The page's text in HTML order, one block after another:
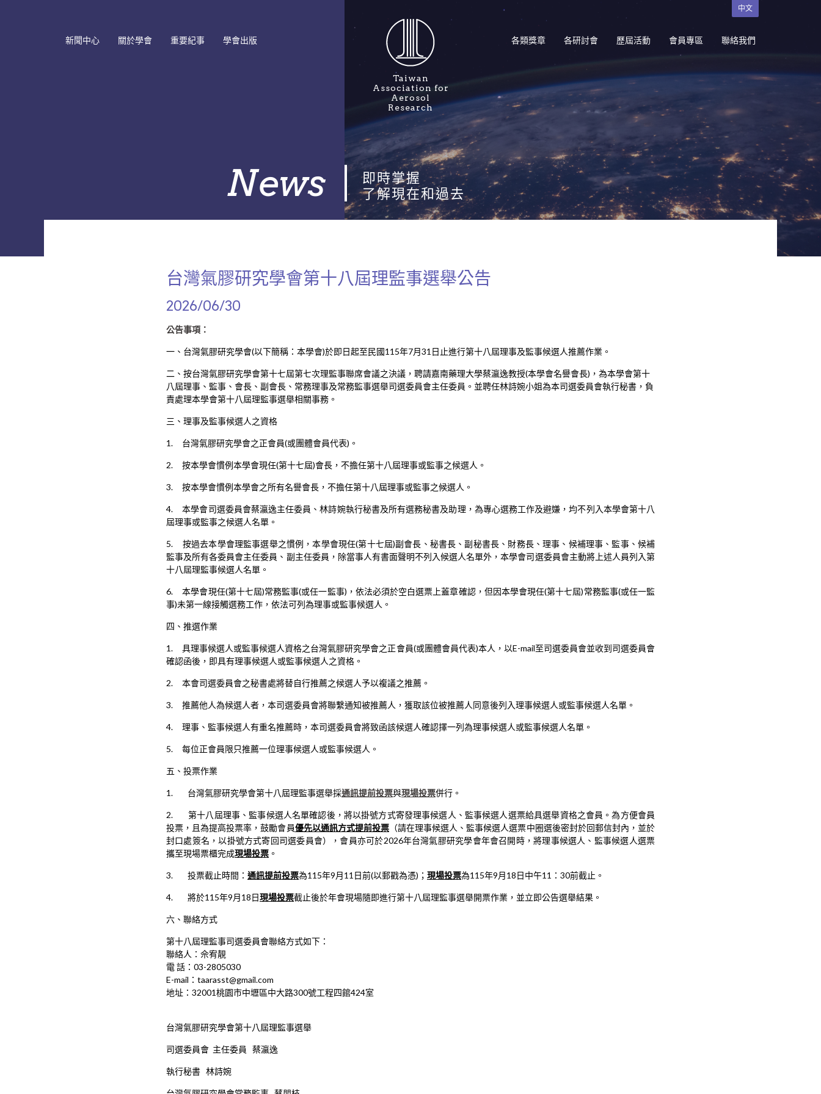
Taiwan
Association for
Aerosol
Research
新聞中心 關於學會 重要紀事 學會出版 各類獎章
最佳學術論文獎
會士
秋森獎
學生論文短講競賽
傑出成就獎
最佳技術論文獎
各研討會
國際氣膠科技研討會
東南亞永續環境論壇暨就
業博覽會
聯網研討會
亞洲氣膠學術研討會
T&T IAC
T&T & ICoSE
歷屆活動 會員專區
會議補助
基金補助
入會申請
入會須知
現有會員
聯絡我們
中文
News
即時掌握
了解現在和過去
台灣氣膠研究學會第十八屆理監事選舉公告
2026/06/30
公告事項：
一、台灣氣膠研究學會(以下簡稱：本學會)於即日起至民國115年7月31日止進行第十八屆理事及監事候選人推薦作業。
二、按台灣氣膠研究學會第十七屆第七次理監事聯席會議之決議，聘請嘉南藥理大學蔡瀛逸教授(本學會名譽會長)，為本學會第十
八屆理事、監事、會長、副會長、常務理事及常務監事選舉司選委員會主任委員。並聘任林詩婉小姐為本司選委員會執行秘書，負
責處理本學會第十八屆理監事選舉相關事務。
三、理事及監事候選人之資格
1. 台灣氣膠研究學會之正會員(或團體會員代表)。
2. 按本學會慣例本學會現任(第十七屆)會長，不擔任第十八屆理事或監事之候選人。
3. 按本學會慣例本學會之所有名譽會長，不擔任第十八屆理事或監事之候選人。
4. 本學會司選委員會蔡瀛逸主任委員、林詩婉執行秘書及所有選務秘書及助理，為專心選務工作及避嫌，均不列入本學會第十八
屆理事或監事之候選人名單。
5. 按過去本學會理監事選舉之慣例，本學會現任(第十七屆)副會長、秘書長、副秘書長、財務長、理事、候補理事、監事、候補
監事及所有各委員會主任委員、副主任委員，除當事人有書面聲明不列入候選人名單外，本學會司選委員會主動將上述人員列入第
十八屆理監事候選人名單。
6. 本學會現任(第十七屆)常務監事(或任一監事)，依法必須於空白選票上蓋章確認，但因本學會現任(第十七屆)常務監事(或任一監
事)未第一線接觸選務工作，依法可列為理事或監事候選人。
四、推選作業
1. 具理事候選人或監事候選人資格之台灣氣膠研究學會之正會員(或團體會員代表)本人，以E-mail至司選委員會並收到司選委員會
確認函後，即具有理事候選人或監事候選人之資格。
2. 本會司選委員會之秘書處將替自行推薦之候選人予以複議之推薦。
3. 推薦他人為候選人者，本司選委員會將聯繫通知被推薦人，獲取該位被推薦人同意後列入理事候選人或監事候選人名單。
4. 理事、監事候選人有重名推薦時，本司選委員會將致函該候選人確認擇一列為理事候選人或監事候選人名單。
5. 每位正會員限只推薦一位理事候選人或監事候選人。
五、投票作業
1. 台灣氣膠研究學會第十八屆理監事選舉採通訊提前投票與現場投票併行。
2. 第十八屆理事、監事候選人名單確認後，將以掛號方式寄發理事候選人、監事候選人選票給具選舉資格之會員。為方便會員
投票，且為提高投票率，鼓勵會員優先以通訊方式提前投票（請在理事候選人、監事候選人選票中圈選後密封於回郵信封內，並於
封口處簽名，以掛號方式寄回司選委員會），會員亦可於2026年台灣氣膠研究學會年會召開時，將理事候選人、監事候選人選票
攜至現場票櫃完成現場投票 。
3. 投票截止時間： 通訊提前投票為115年9月11日前(以郵戳為憑)； 現場投票為115年9月18日中午11：30前截止。
4. 將於115年9月18日現場投票截止後於年會現場隨即進行第十八屆理監事選舉開票作業，並立即公告選舉結果。
六、聯絡方式
第十八屆理監事司選委員會聯絡方式如下：
聯絡人：佘宥靚
電 話：03-2805030
E-mail： taarasst@gmail.com
地址：32001桃園市中壢區中大路300號工程四館424室
台灣氣膠研究學會第十八屆理監事選舉
司選委員會 主任委員 蔡瀛逸
執行秘書 林詩婉